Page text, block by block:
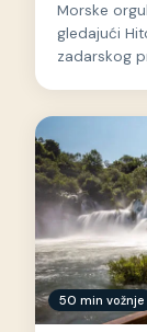
Morske
gledajući
zadarskog
50 min vožnje